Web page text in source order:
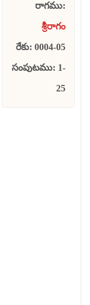
రాగము:
శ్రీరాగం
రేకు: 0004-05
సంపుటము: 1-
25